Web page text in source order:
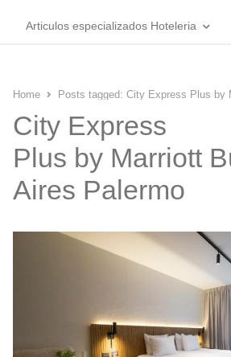
Articulos especializados Hoteleria
Home Posts tagged: City Express Plus by
City Express
Plus by Marriott
Aires Palermo